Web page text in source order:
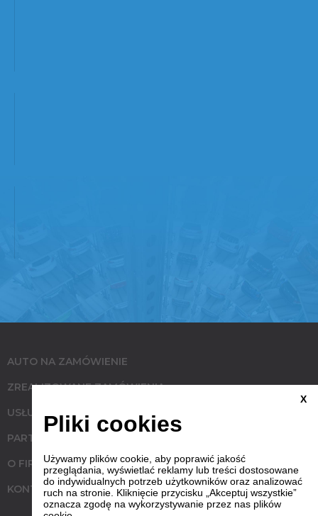
AUTO NA ZAMÓWIENIE
ZREALIZOWANE ZAMÓWIENIA
USŁUGI
PARTNERZY
O FIRMIE
KONTAKT
X
Pliki cookies
Używamy plików cookie, aby poprawić jakość
przeglądania, wyświetlać reklamy lub treści dostosowane
do indywidualnych potrzeb użytkowników oraz analizować
ruch na stronie. Kliknięcie przycisku „Akceptuj wszystkie”
oznacza zgodę na wykorzystywanie przez nas plików